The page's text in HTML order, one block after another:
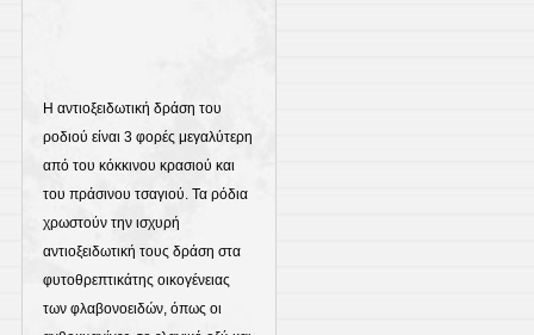
Η αντιοξειδωτική δράση του
ροδιού είναι 3 φορές μεγαλύτερη
από του κόκκινου κρασιού και
του πράσινου τσαγιού. Τα ρόδια
χρωστούν την ισχυρή
αντιοξειδωτική τους δράση στα
φυτοθρεπτικάτης οικογένειας
των φλαβονοειδών, όπως οι